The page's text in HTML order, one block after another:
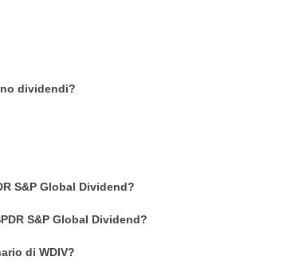
dividendi?
S&P Global Dividend?
S&P Global Dividend?
di WDIV?